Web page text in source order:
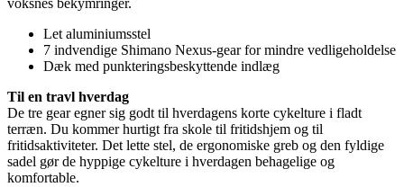
voksnes bekymringer.
Let aluminiumsstel
7 indvendige Shimano Nexus-gear for mindre vedligeholdelse
Dæk med punkteringsbeskyttende indlæg
Til en travl hverdag
De tre gear egner sig godt til hverdagens korte cykelture i fladt
terræn. Du kommer hurtigt fra skole til fritidshjem og til
fritidsaktiviteter. Det lette stel, de ergonomiske greb og den fyldige
sadel gør de hyppige cykelture i hverdagen behagelige og
komfortable.